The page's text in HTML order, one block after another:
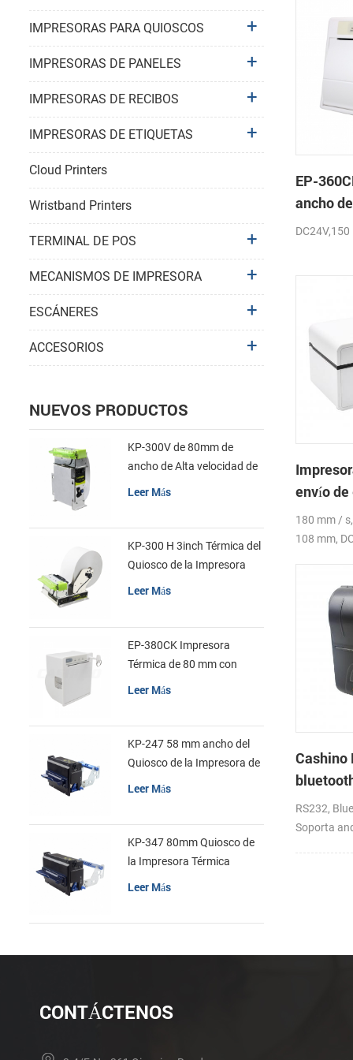
EP-
ancho
mini
envío de
4inch
180 mm /
108 mm,
Cashino
de
RS232,
Soporta
IMPRESORAS PARA QUIOSCOS
IMPRESORAS DE PANELES
IMPRESORAS DE RECIBOS
IMPRESORAS DE ETIQUETAS
Cloud Printers
Wristband Printers
TERMINAL DE POS
MECANISMOS DE IMPRESORA
ESCÁNERES
ACCESORIOS
NUEVOS PRODUCTOS
KP-300V de 80mm de
ancho de Alta velocidad de
la Impresora Térmica del
Leer Más
KP-300 H 3inch Térmica del
Quiosco de la Impresora
Módulo de
Leer Más
EP-380CK Impresora
Térmica de 80 mm con
Leer Más
KP-247 58 mm ancho del
Quiosco de la Impresora de
Leer Más
KP-347 80mm Quiosco de
la Impresora Térmica
Leer Más
CONTÁCTENOS